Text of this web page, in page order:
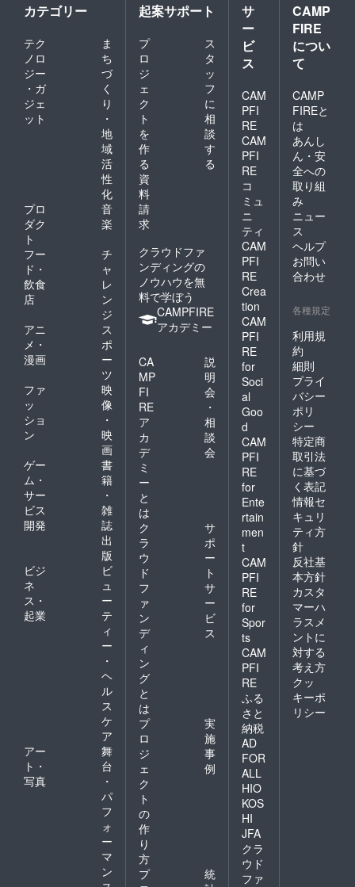
2025年
7月末ま
カテゴリー
テク
ノロ
ジー
・ガ
ジェ
ット
ま
ち
づ
く
り
・
地
域
活
性
化
プロ
ダク
ト
音
楽
フー
ド・
飲食
店
チ
ャ
レ
ン
ジ
アニ
メ・
漫画
ス
ポ
ー
ツ
ファ
ッ
ショ
ン
映
像
・
映
画
ゲー
ム・
サー
ビス
開発
書
籍
・
雑
誌
出
版
ビジ
ネ
ス・
起業
ビ
ュ
ー
テ
ィ
ー
・
ヘ
ル
ス
ケ
ア
アー
ト・
写真
舞
台
・
パ
フ
ォ
ー
マ
ン
起案サポート
プ
ロ
ジ
ェ
ク
ト
を
作
る
ス
タ
ッ
フ
に
相
談
す
る
資
料
請
求
クラウドファ
ンディングの
ノウハウを無
料で学ぼう
CAMPFIRE
アカデミー
CA
MP
FI
RE
ア
カ
デ
ミ
ー
と
は
説
明
会
・
相
談
会
ク
ラ
ウ
ド
フ
ァ
ン
デ
ィ
ン
グ
と
は
サ
ポ
ー
ト
サ
ー
ビ
ス
プ
ロ
ジ
ェ
ク
ト
の
作
り
方
実
施
事
例
プ
統
サ
ー
ビ
ス
CAM
PFI
RE
CAM
PFI
RE
コ
ミュ
ニ
ティ
CAM
PFI
RE
Crea
tion
CAM
PFI
RE
for
Soci
al
Goo
d
CAM
PFI
RE
for
Ente
rtain
men
t
CAM
PFI
RE
for
Spor
ts
CAM
PFI
RE
ふる
さと
納税
AD
FOR
ALL
HIO
KOS
HI
JFA
クラ
ウド
ファ
CAMP
FIRE
につい
て
CAMP
FIREと
は
あんし
ん・安
全への
取り組
み
ニュー
ス
ヘルプ
お問い
合わせ
各種規定
利用規
約
細則
プライ
バシー
ポリ
シー
特定商
取引法
に基づ
く表記
情報セ
キュリ
ティ方
針
反社基
本方針
カスタ
マーハ
ラスメ
ントに
対する
考え方
クッ
キーポ
リシー